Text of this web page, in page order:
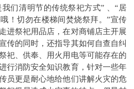
们清明节的传统祭祀方式” 、“居
！切勿在楼梯间焚烧祭拜。”宣传
进祭祀用品店，在对商铺店主开展
传的同时，还指导其如何自查自纠
祀、供奉、用火用电等可能存在的
行消防安全知识教育，针对一些年
员更是耐心地给他们讲解火灾的危